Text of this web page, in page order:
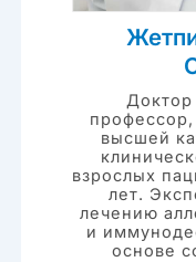
Доктор
высшей
взрослых
лет.
лечению
и
основе